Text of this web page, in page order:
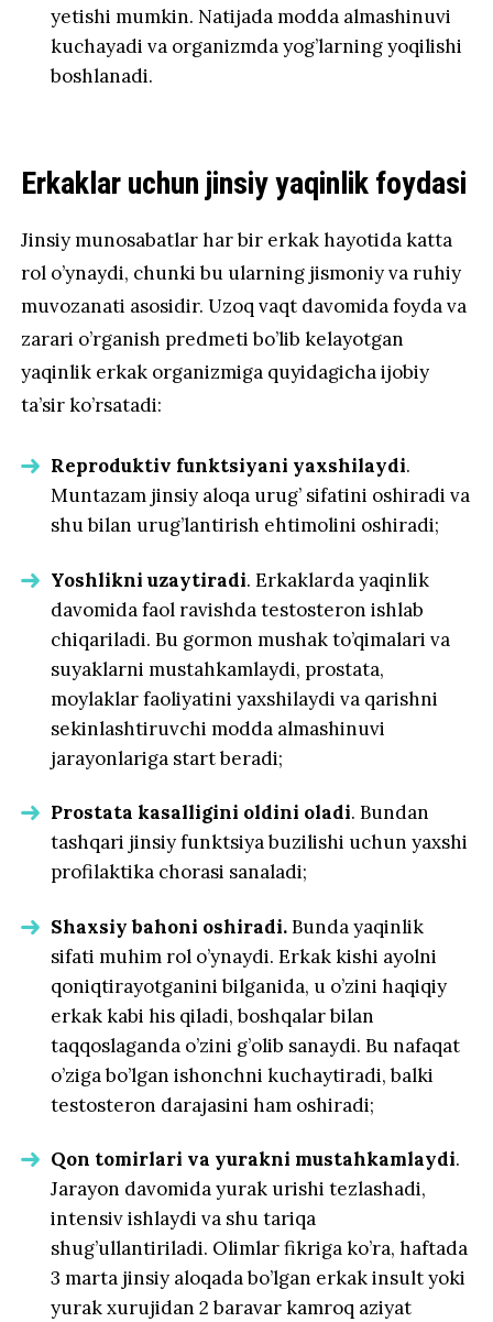
yetishi mumkin. Natijada modda almashinuvi
kuchayadi va organizmda yog’larning yoqilishi
boshlanadi.
Erkaklar uchun jinsiy yaqinlik foydasi
Jinsiy munosabatlar har bir erkak hayotida katta
rol o’ynaydi, chunki bu ularning jismoniy va ruhiy
muvozanati asosidir. Uzoq vaqt davomida foyda va
zarari o’rganish predmeti bo’lib kelayotgan
yaqinlik erkak organizmiga quyidagicha ijobiy
ta’sir ko’rsatadi:
Reproduktiv funktsiyani yaxshilaydi.
Muntazam jinsiy aloqa urug’ sifatini oshiradi va
shu bilan urug’lantirish ehtimolini oshiradi;
Yoshlikni uzaytiradi. Erkaklarda yaqinlik
davomida faol ravishda testosteron ishlab
chiqariladi. Bu gormon mushak to’qimalari va
suyaklarni mustahkamlaydi, prostata,
moylaklar faoliyatini yaxshilaydi va qarishni
sekinlashtiruvchi modda almashinuvi
jarayonlariga start beradi;
Prostata kasalligini oldini oladi. Bundan
tashqari jinsiy funktsiya buzilishi uchun yaxshi
profilaktika chorasi sanaladi;
Shaxsiy bahoni oshiradi.Bunda yaqinlik
sifati muhim rol o’ynaydi. Erkak kishi ayolni
qoniqtirayotganini bilganida, u o’zini haqiqiy
erkak kabi his qiladi, boshqalar bilan
taqqoslaganda o’zini g’olib sanaydi. Bu nafaqat
o’ziga bo’lgan ishonchni kuchaytiradi, balki
testosteron darajasini ham oshiradi;
Qon tomirlari va yurakni mustahkamlaydi.
Jarayon davomida yurak urishi tezlashadi,
intensiv ishlaydi va shu tariqa
shug’ullantiriladi. Olimlar fikriga ko’ra, haftada
3 marta jinsiy aloqada bo’lgan erkak insult yoki
yurak xurujidan 2 baravar kamroq aziyat